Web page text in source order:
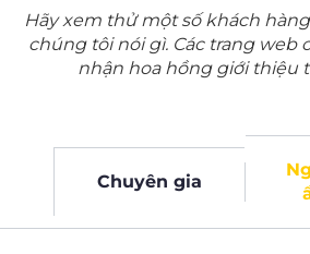
Hãy xem thử một số khách
chúng tôi nói gì. Các trang web
nhận hoa hồng giới thiệu
Chuyên gia